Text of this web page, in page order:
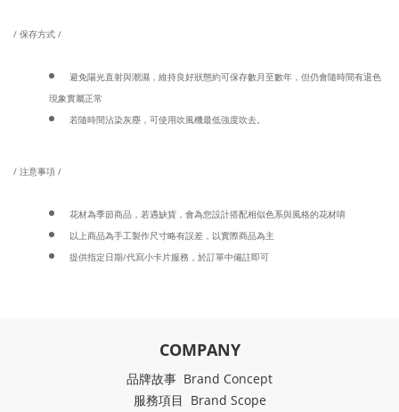
/ 保存方式 /
避免陽光直射與潮濕，維持良好狀態約可保存數月至數年，但仍會隨時間有退色
現象實屬正常
若隨時間沾染灰塵，可使用吹風機最低強度吹去。
/ 注意事項 /
花材為季節商品，若遇缺貨，會為您設計搭配相似色系與風格的花材唷
以上商品為手工製作尺寸略有誤差，以實際商品為主
提供指定日期/代寫小卡片服務，於訂單中備註即可
COMPANY
品牌故事 Brand Concept
服務項目 Brand Scope